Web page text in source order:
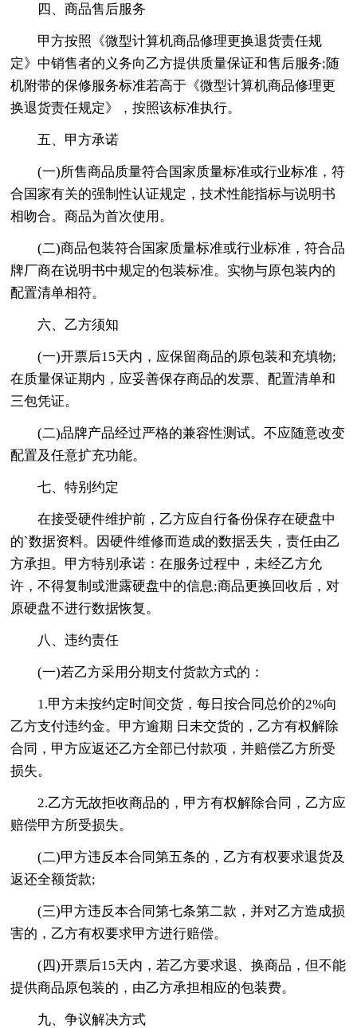
四、商品售后服务
甲方按照《微型计算机商品修理更换退货责任规
定》中销售者的义务向乙方提供质量保证和售后服务;随
机附带的保修服务标准若高于《微型计算机商品修理更
换退货责任规定》，按照该标准执行。
五、甲方承诺
(一)所售商品质量符合国家质量标准或行业标准，符
合国家有关的强制性认证规定，技术性能指标与说明书
相吻合。商品为首次使用。
(二)商品包装符合国家质量标准或行业标准，符合品
牌厂商在说明书中规定的包装标准。实物与原包装内的
配置清单相符。
六、乙方须知
(一)开票后15天内，应保留商品的原包装和充填物;
在质量保证期内，应妥善保存商品的发票、配置清单和
三包凭证。
(二)品牌产品经过严格的兼容性测试。不应随意改变
配置及任意扩充功能。
七、特别约定
在接受硬件维护前，乙方应自行备份保存在硬盘中
的`数据资料。因硬件维修而造成的数据丢失，责任由乙
方承担。甲方特别承诺：在服务过程中，未经乙方允
许，不得复制或泄露硬盘中的信息;商品更换回收后，对
原硬盘不进行数据恢复。
八、违约责任
(一)若乙方采用分期支付货款方式的：
1.甲方未按约定时间交货，每日按合同总价的2%向
乙方支付违约金。甲方逾期 日未交货的，乙方有权解除
合同，甲方应返还乙方全部已付款项，并赔偿乙方所受
损失。
2.乙方无故拒收商品的，甲方有权解除合同，乙方应
赔偿甲方所受损失。
(二)甲方违反本合同第五条的，乙方有权要求退货及
返还全额货款;
(三)甲方违反本合同第七条第二款，并对乙方造成损
害的，乙方有权要求甲方进行赔偿。
(四)开票后15天内，若乙方要求退、换商品，但不能
提供商品原包装的，由乙方承担相应的包装费。
九、争议解决方式